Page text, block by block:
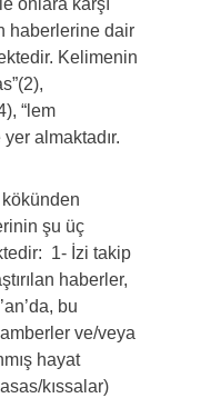
onlara karşı
haberlerine dair
Kelimenin
“lem
almaktadır.
kökünden
şu üç
1- İzi takip
haberler,
bu
ve/veya
hayat
kıssalar)